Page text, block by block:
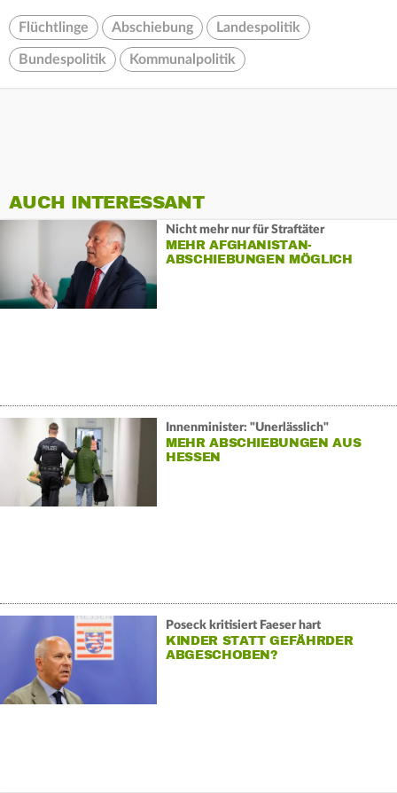
Flüchtlinge Abschiebung Landespolitik
Bundespolitik Kommunalpolitik
AUCH INTERESSANT
Nicht mehr nur für Straftäter
MEHR AFGHANISTAN-
ABSCHIEBUNGEN MÖGLICH
Innenminister: "Unerlässlich"
MEHR ABSCHIEBUNGEN AUS
HESSEN
Poseck kritisiert Faeser hart
KINDER STATT GEFÄHRDER
ABGESCHOBEN?